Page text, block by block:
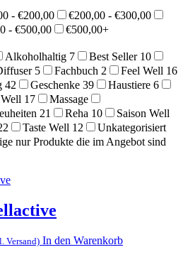
- €200,00
€200,00 - €300,00
- €500,00
€500,00+
Alkoholhaltig 7 Best Seller 10
5 Fachbuch 2 Feel Well 16
42 Geschenke 39 Haustiere 6
17
Massage
21 Reha 10
Saison Well
Taste Well 12
Unkategorisiert
nur Produkte die im Angebot sind
Versand) In den Warenkorb